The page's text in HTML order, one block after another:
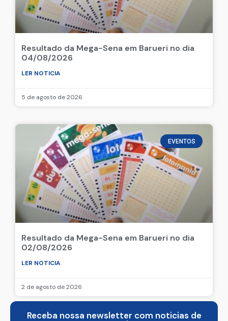
Resultado da Mega-Sena em Barueri no dia
04/08/2026
LER NOTICIA
5 de agosto de 2026
EVENTOS
Resultado da Mega-Sena em Barueri no dia
02/08/2026
LER NOTICIA
2 de agosto de 2026
Receba nossa newsletter com noticias de